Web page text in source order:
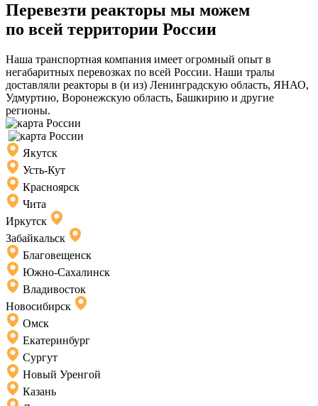
Перевезти реакторы мы можем
по всей территории России
Наша транспортная компания имеет огромный опыт в
негабаритных перевозках по всей России. Наши тралы
доставляли реакторы в (и из) Ленинградскую область, ЯНАО,
Удмуртию, Воронежскую область, Башкирию и другие
регионы.
Якутск
Усть-Кут
Красноярск
Чита
Иркутск
Забайкальск
Благовещенск
Южно-Сахалинск
Владивосток
Новосибирск
Омск
Екатеринбург
Сургут
Новый Уренгой
Казань